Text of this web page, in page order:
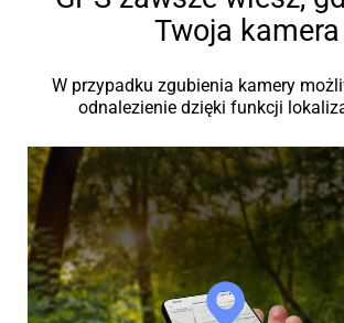
Twoja kamera
W przypadku zgubienia kamery
odnalezienie dzięki funkcji